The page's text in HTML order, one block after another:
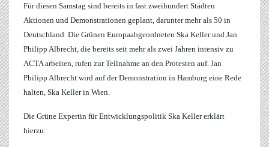
Für diesen Samstag sind bereits in fast zweihundert Städten
Aktionen und Demonstrationen geplant, darunter mehr als 50 in
Deutschland. Die Grünen Europaabgeordneten Ska Kellerund Jan
Philipp Albrecht, die bereits seit mehr als zwei Jahren intensiv zu
ACTA arbeiten, rufen zur Teilnahme an den Protesten auf. Jan
Philipp Albrecht wird auf der Demonstration in Hamburg eine Rede
halten, Ska Kellerin Wien.
Die Grüne Expertin für Entwicklungspolitik Ska Kellererklärt
hierzu: